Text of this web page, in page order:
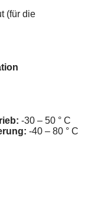
(für die
-30 – 50 ° C
-40 – 80 ° C